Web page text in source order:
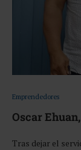
Emprendedores
Oscar
Tras dejar el